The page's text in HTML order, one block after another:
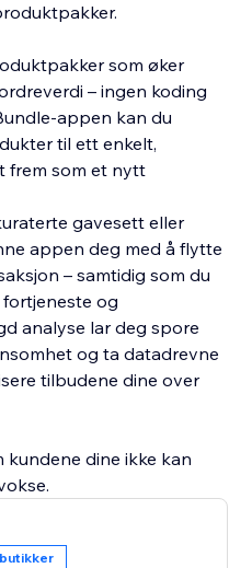
som øker
– ingen koding
appen kan du
til ett enkelt,
frem som et nytt
gavesett eller
appen deg med å flytte
– samtidig som du
og
analyse lar deg spore
og ta datadrevne
tilbudene dine over
kundene dine ikke kan